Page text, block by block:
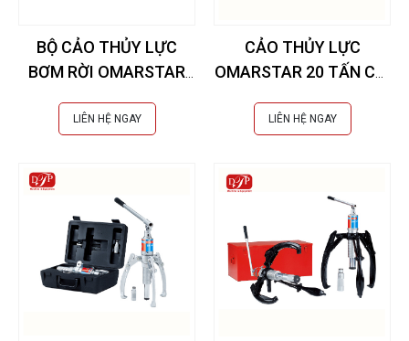
BỘ CẢO THỦY LỰC
BƠM RỜI OMARSTAR
EXTRA
LIÊN HỆ NGAY
CẢO THỦY LỰC
OMARSTAR 20 TẤN CK-
LIÊN HỆ NGAY